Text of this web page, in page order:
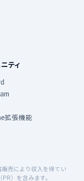
ティ
拡張機能
売により収入を得てい
）を含みます。